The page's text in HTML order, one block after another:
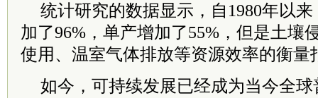
统计研究的数据显示，自1980年以
加了96%，单产增加了55%，但是土壤
使用、温室气体排放等资源效率的衡量
如今，可持续发展已经成为当今全